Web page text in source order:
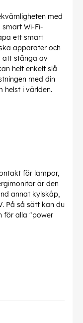
med
smart Wi-Fi-
ett smart
apparater och
att stänga av
helt enkelt slå
med din
helst i världen.
för lampor,
är den
annat kylskåp,
På så sätt kan du
för alla "power